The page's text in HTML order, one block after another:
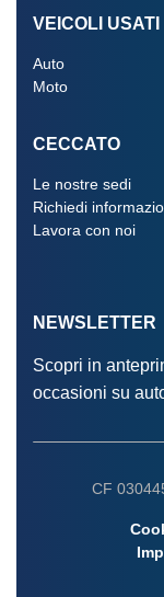
VEICOLI USATI
Auto
Moto
CECCATO
Le nostre sedi
Richiedi
Lavora con noi
NEWSLETTER
Scopri in
occasioni su
CF